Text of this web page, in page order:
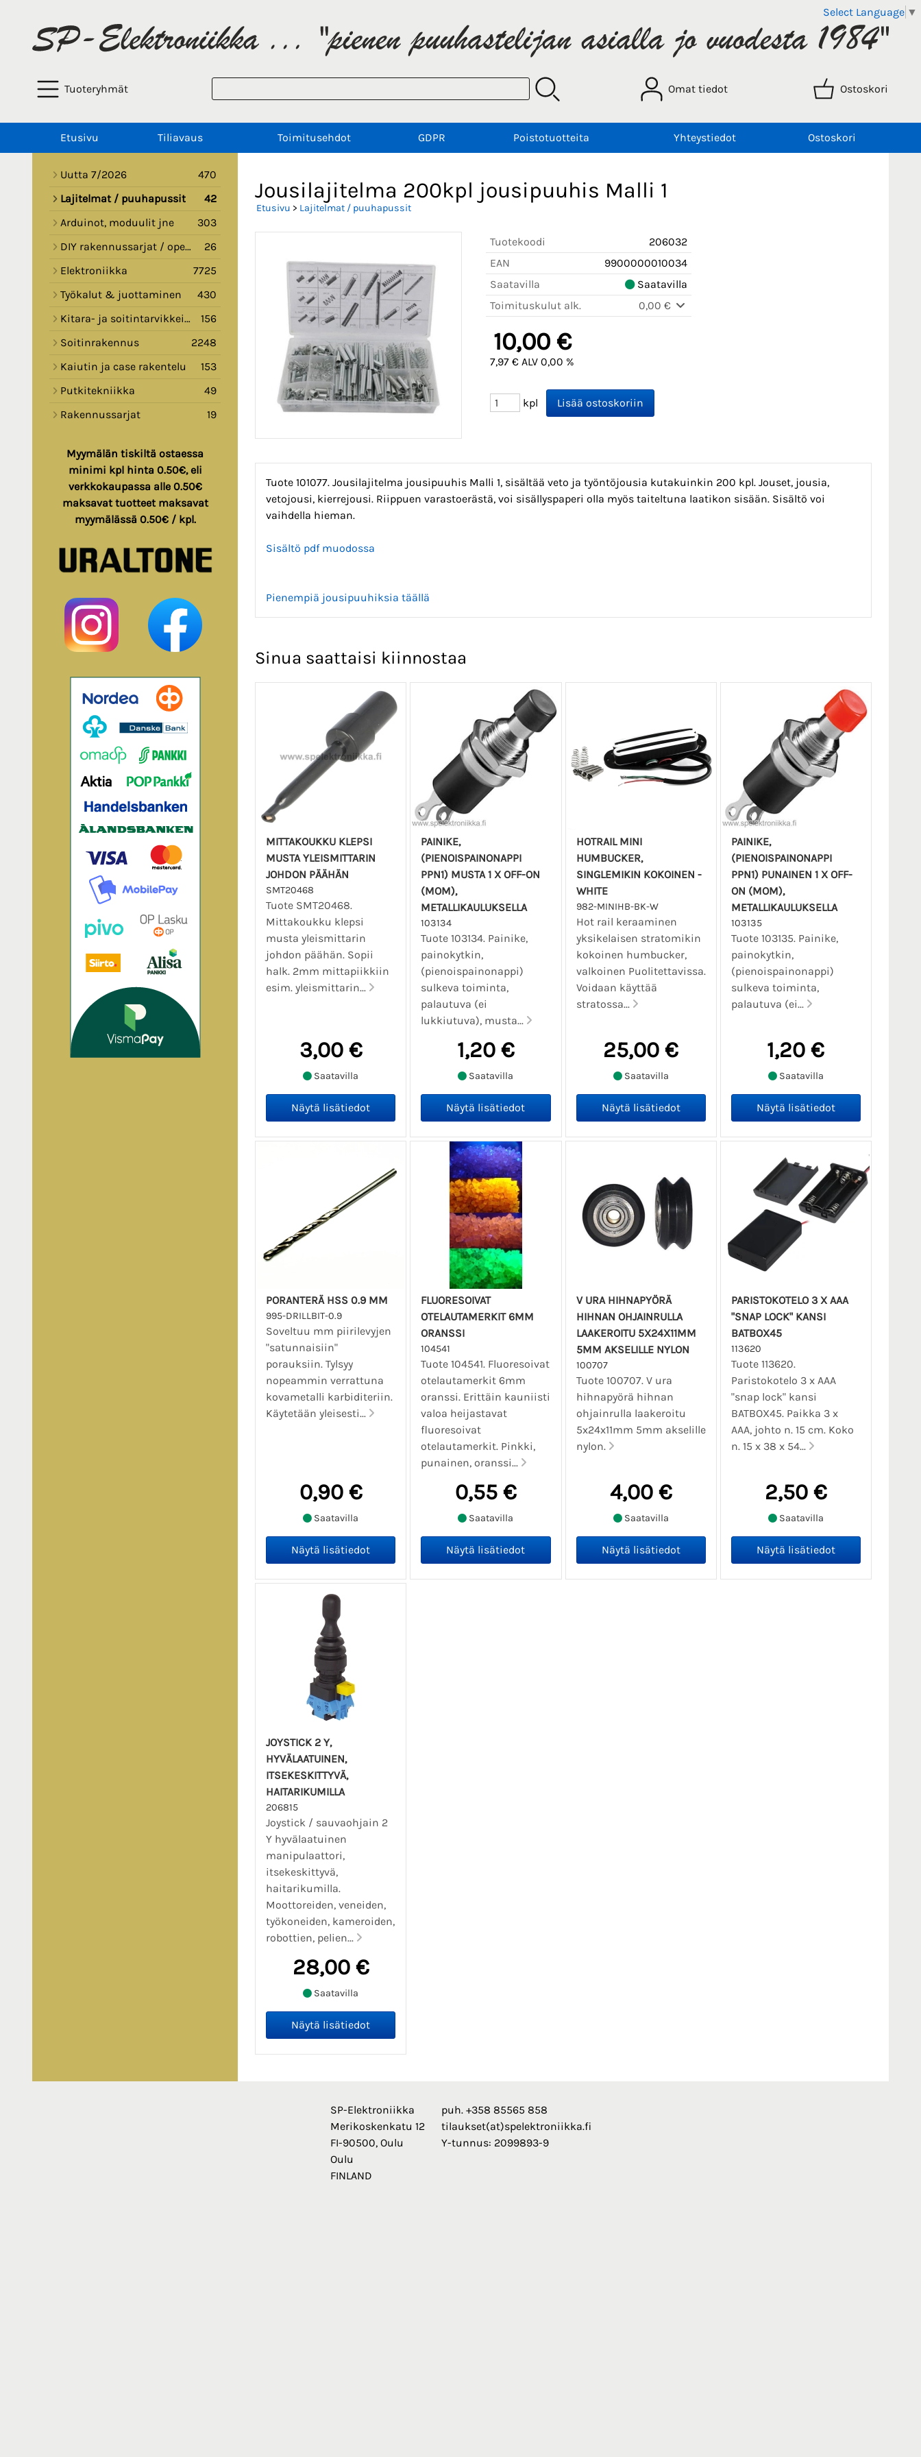
Select Language ▼
Tuoteryhmät Omat tiedot Ostoskori
Etusivu Tiliavaus Toimitusehdot GDPR Poistotuotteita Yhteystiedot Ostoskori
Uutta 7/2026
470
Lajitelmat / puuhapussit
42
Arduinot, moduulit jne
303
DIY rakennussarjat / opetussarjat
26
Elektroniikka
7725
Työkalut & juottaminen
430
Kitara- ja soitintarvikkeita
156
Soitinrakennus
2248
Kaiutin ja case rakentelu
153
Putkitekniikka
49
Rakennussarjat
19
Myymälän tiskiltä ostaessa
minimi kpl hinta 0.50€, eli
verkkokaupassa alle 0.50€
maksavat tuotteet maksavat
myymälässä 0.50€ / kpl.
Jousilajitelma 200kpl jousipuuhis Malli 1
Etusivu > Lajitelmat / puuhapussit
Tuotekoodi
206032
EAN
9900000010034
Saatavilla
Saatavilla
Toimituskulut alk.
0,00 €
10,00 €
7,97 € ALV 0,00 %
kpl
Tuote 101077. Jousilajitelma jousipuuhis Malli 1, sisältää veto ja työntöjousia kutakuinkin 200 kpl. Jouset, jousia,
vetojousi, kierrejousi. Riippuen varastoerästä, voi sisällyspaperi olla myös taiteltuna laatikon sisään. Sisältö voi
vaihdella hieman.
Sisältö pdf muodossa
Pienempiä jousipuuhiksia täällä
Sinua saattaisi kiinnostaa
MITTAKOUKKU KLEPSI
MUSTA YLEISMITTARIN
JOHDON PÄÄHÄN
SMT20468
Tuote SMT20468.
Mittakoukku klepsi
musta yleismittarin
johdon päähän. Sopii
halk. 2mm mittapiikkiin
esim. yleismittarin...
3,00 €
Saatavilla
PAINIKE,
(PIENOISPAINONAPPI
PPN1) MUSTA 1 X OFF-ON
(MOM),
METALLIKAULUKSELLA
103134
Tuote 103134. Painike,
painokytkin,
(pienoispainonappi)
sulkeva toiminta,
palautuva (ei
lukkiutuva), musta...
1,20 €
Saatavilla
HOTRAIL MINI
HUMBUCKER,
SINGLEMIKIN KOKOINEN -
WHITE
982-MINIHB-BK-W
Hot rail keraaminen
yksikelaisen stratomikin
kokoinen humbucker,
valkoinen Puolitettavissa.
Voidaan käyttää
stratossa...
25,00 €
Saatavilla
PAINIKE,
(PIENOISPAINONAPPI
PPN1) PUNAINEN 1 X OFF-
ON (MOM),
METALLIKAULUKSELLA
103135
Tuote 103135. Painike,
painokytkin,
(pienoispainonappi)
sulkeva toiminta,
palautuva (ei...
1,20 €
Saatavilla
PORANTERÄ HSS 0.9 MM
995-DRILLBIT-0.9
Soveltuu mm piirilevyjen
"satunnaisiin"
porauksiin. Tylsyy
nopeammin verrattuna
kovametalli karbiditeriin.
Käytetään yleisesti...
0,90 €
Saatavilla
FLUORESOIVAT
OTELAUTAMERKIT 6MM
ORANSSI
104541
Tuote 104541. Fluoresoivat
otelautamerkit 6mm
oranssi. Erittäin kauniisti
valoa heijastavat
fluoresoivat
otelautamerkit. Pinkki,
punainen, oranssi...
0,55 €
Saatavilla
V URA HIHNAPYÖRÄ
HIHNAN OHJAINRULLA
LAAKEROITU 5X24X11MM
5MM AKSELILLE NYLON
100707
Tuote 100707. V ura
hihnapyörä hihnan
ohjainrulla laakeroitu
5x24x11mm 5mm akselille
nylon.
4,00 €
Saatavilla
PARISTOKOTELO 3 X AAA
"SNAP LOCK" KANSI
BATBOX45
113620
Tuote 113620.
Paristokotelo 3 x AAA
"snap lock" kansi
BATBOX45. Paikka 3 x
AAA, johto n. 15 cm. Koko
n. 15 x 38 x 54...
2,50 €
Saatavilla
JOYSTICK 2 Y,
HYVÄLAATUINEN,
ITSEKESKITTYVÄ,
HAITARIKUMILLA
206815
Joystick / sauvaohjain 2
Y hyvälaatuinen
manipulaattori,
itsekeskittyvä,
haitarikumilla.
Moottoreiden, veneiden,
työkoneiden, kameroiden,
robottien, pelien...
28,00 €
Saatavilla
SP-Elektroniikka
Merikoskenkatu 12
FI-90500, Oulu
Oulu
FINLAND
puh. +358 85565 858
tilaukset(at)spelektroniikka.fi
Y-tunnus: 2099893-9